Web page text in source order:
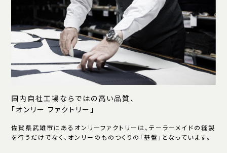
国内自社工場ならではの高い品質、
「オンリー ファクトリー」
佐賀県武雄市にあるオンリーファクトリーは、テーラーメイドの縫製
を行うだけでなく、オンリーのものつくりの「基盤」となっています。